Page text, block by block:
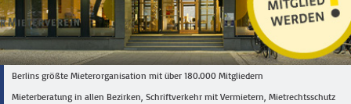
Berlins größte Mieterorganisation mit über 180.000 Mitgliedern
Mieterberatung in allen Bezirken, Schriftverkehr mit Vermietern, Mietrechtsschutz